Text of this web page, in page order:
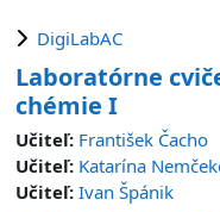
DigiLabAC
Laboratórne
chémie I
Učiteľ: František Čacho
Učiteľ: Katarína
Učiteľ: Ivan Špánik